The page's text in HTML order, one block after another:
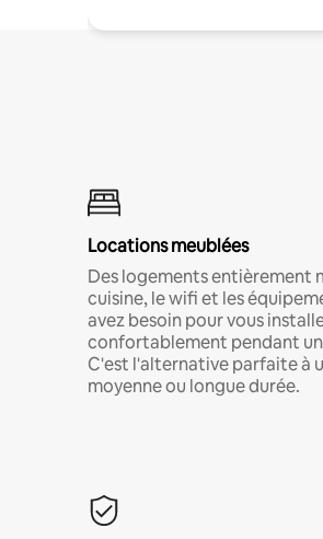
Locations meublées
Des logements entièrement
cuisine, le wifi et les
avez besoin pour vous
confortablement pendant un
C'est l'alternative parfaite à
moyenne ou longue durée.